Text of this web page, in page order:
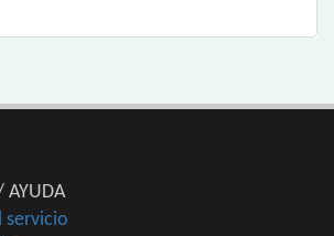
AYUDA
servicio